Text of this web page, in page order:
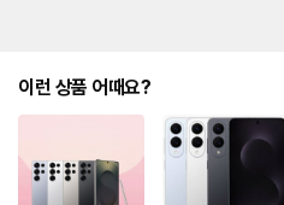
는
대
략
인
이런 상품 어때요?